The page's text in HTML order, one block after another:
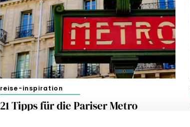
reise-inspiration
21 Tipps für die Pariser Metro